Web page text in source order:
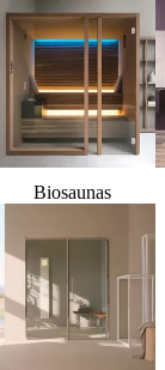
Biosaunas